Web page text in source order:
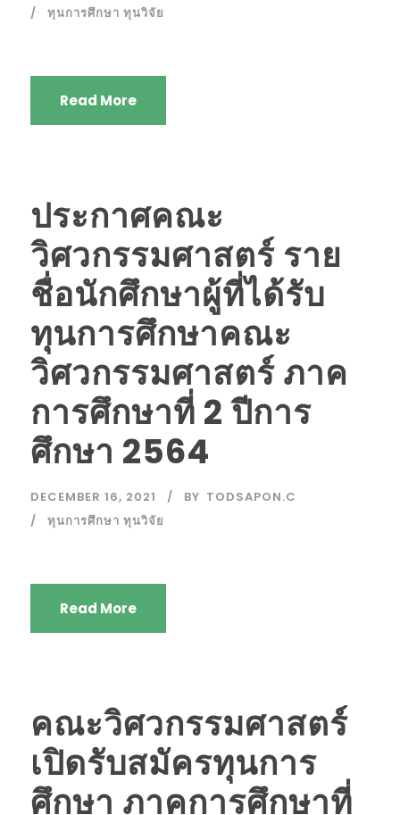
ทุนการศึกษา ทุนวิจัย
Read More
ประกาศคณะ
วิศวกรรมศาสตร์ ราย
ชื่อนักศึกษาผู้ที่ได้รับ
ทุนการศึกษาคณะ
วิศวกรรมศาสตร์ ภาค
การศึกษาที่ 2 ปีการ
ศึกษา 2564
DECEMBER 16, 2021 BY TODSAPON.C
ทุนการศึกษา ทุนวิจัย
Read More
คณะวิศวกรรมศาสตร์
เปิดรับสมัครทุนการ
ศึกษา ภาคการศึกษาที่